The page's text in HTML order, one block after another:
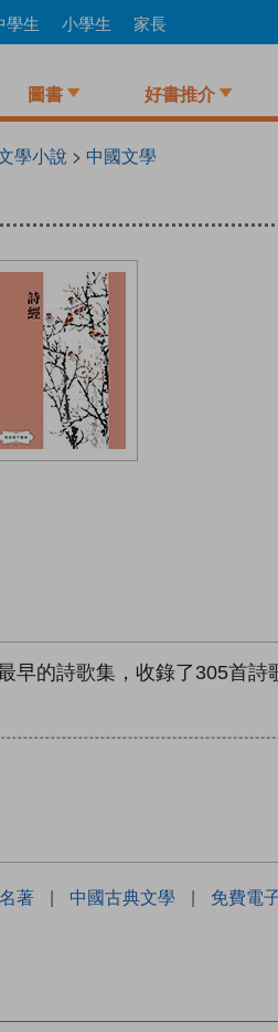
學生 小學生 家長
圖書 好書推介
學小說 > 中國文學
早的詩歌集，收錄了305首
名著 | 中國古典文學 | 免費電